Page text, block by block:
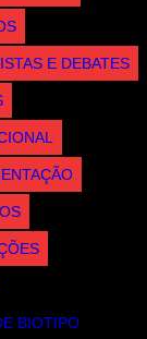
E DEBATES
BIOTIPO